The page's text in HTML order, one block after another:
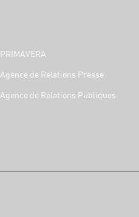
PRIMAVERA
Agence de Relations Presse
Agence de Relations Publiques